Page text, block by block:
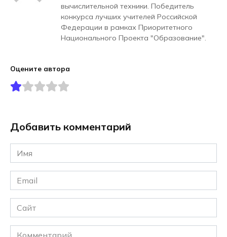
вычислительной техники. Победитель
конкурса лучших учителей Российской
Федерации в рамках Приоритетного
Национального Проекта "Образование".
Оцените автора
Добавить комментарий
Имя
*
Email
*
Сайт
Комментарий